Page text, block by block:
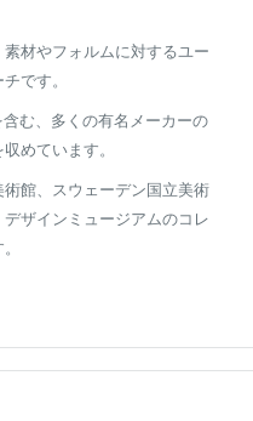
材やフォルムに対するユー
です。
含む、多くの有名メーカーの
めています。
館、スウェーデン国立美術
ザインミュージアムのコレ